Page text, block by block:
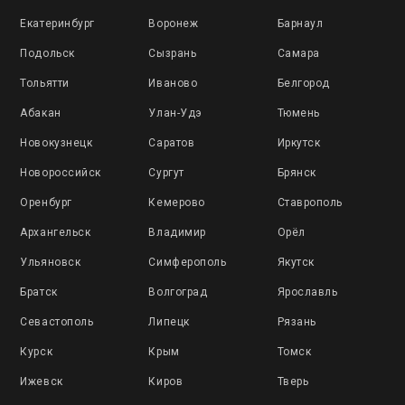
Екатеринбург Воронеж Барнаул
Подольск Сызрань Самара
Тольятти Иваново Белгород
Абакан Улан-Удэ Тюмень
Новокузнецк Саратов Иркутск
Новороссийск Сургут Брянск
Оренбург Кемерово Ставрополь
Архангельск Владимир Орёл
Ульяновск Симферополь Якутск
Братск Волгоград Ярославль
Севастополь Липецк Рязань
Курск Крым Томск
Ижевск Киров Тверь